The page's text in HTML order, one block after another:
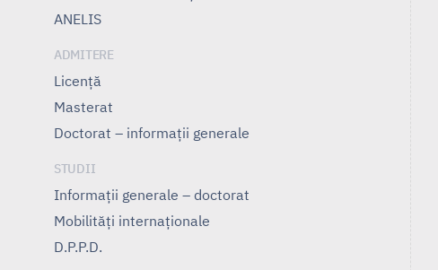
ANELIS
ADMITERE
Licență
Masterat
Doctorat – informații generale
STUDII
Informații generale – doctorat
Mobilități internaționale
D.P.P.D.